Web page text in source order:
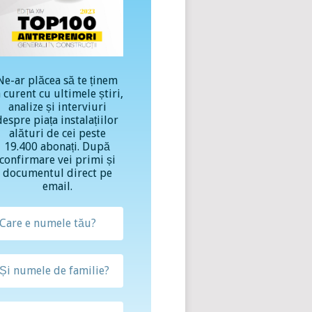
ar plăcea să te ținem
curent cu ultimele știri,
analize și interviuri
piața instalațiilor
alături de cei peste
19.400 abonați. După
vei primi și
documentul direct pe
email.